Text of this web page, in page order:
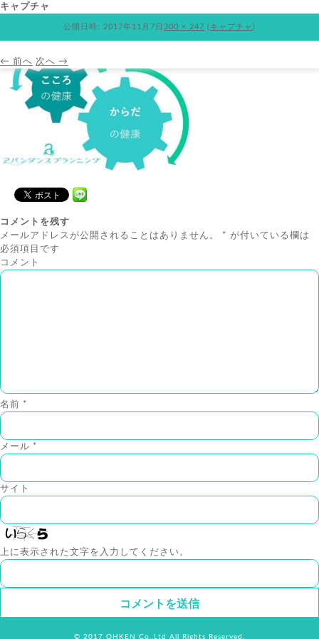
キャプチャ
公開日時: 2017年11月7日 300 × 247 (キャプチャ )
← 前へ 次へ →
コメントを残す
メールアドレスが公開されることはありません。
* が付いている欄は
必須項目です
コメント
名前 *
メール *
サイト
上に表示された文字を入力してください。
© 2017 OHKEN Co.,Ltd All Rights Reserved.